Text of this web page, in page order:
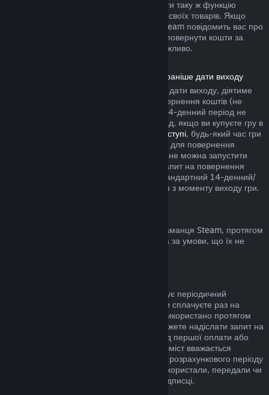
Сторонні розробники також можуть додати таку ж функцію
повернення коштів за ігрові предмети до своїх товарів. Якщо
розробники передбачили цю функцію, Steam повідомить вас про
це під час придбання. В інших випадках повернути кошти за
купівлю у грі сторонніх розробників неможливо.
Повернення коштів за продукти, куплені раніше дати виходу
Якщо ви купуєте продукт у Steam раніше дати виходу, діятиме
двогодинне обмеження часу гри для повернення коштів (не
поширюється на бета-тестування), але 14-денний період не
почнеться раніше дати виходу. Наприклад, якщо ви купуєте гру в
пріоритетному доступі, будь-який час гри
зарахується до двогодинного обмеження для повернення
коштів. Якщо ви завчасно купили гру, яку не можна запустити
раніше дати виходу, ви можете подати запит на повернення
коштів у будь-який час до її випуску, а стандартний 14-денний/
двогодинний період застосовуватиметься з моменту виходу гри.
Ви можете повернути кошти, додані до гаманця Steam, протягом
чотирнадцяти днів з моменту переказу та за умови, що їх не
До деяких сервісів і вмісту Steam пропонує періодичний
(помісячний, порічний) доступ, за який ви сплачуєте раз на
період. Якщо поновлювану підписку не використано протягом
поточного розрахункового періоду, ви можете надіслати запит на
повернення коштів упродовж 48 годин від першої оплати або
будь-якого автоматичного поновлення. Вміст вважається
використаним, якщо протягом поточного розрахункового періоду
ви грали в будь-які ігри з підписки або використали, передали чи
змінили будь-які привілеї або знижки у підписці.